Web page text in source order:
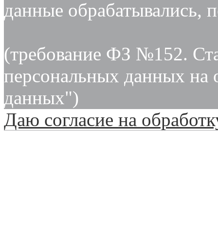
данные обрабатывались,
(требование ФЗ №152.
персональных данных на
данных")
Даю согласие на